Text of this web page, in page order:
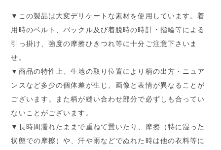
▼この製品は大変デリケートな素材を使用しています。着
用時のベルト、バックル及び着脱時の時計・指輪等による
引っ掛け、強度の摩擦ひきつれ等に十分ご注意下さいま
せ。
▼商品の特性上、生地の取り位置により柄の出方・ニュア
ンスなど多少の個体差が生じ、画像と表情が異なることが
ございます。また柄が縫い合わせ部分で必ずしも合ってい
ないことがございます。
▼長時間濡れたままで重ねて置いたり、摩擦（特に湿った
状態での摩擦）や、汗や雨などでぬれた時は他の衣料等に